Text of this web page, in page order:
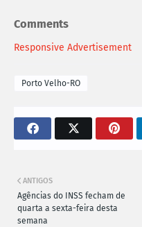
Comments
Responsive Advertisement
Porto Velho-RO
ANTIGOS
Agências do INSS fecham de
quarta a sexta-feira desta
semana